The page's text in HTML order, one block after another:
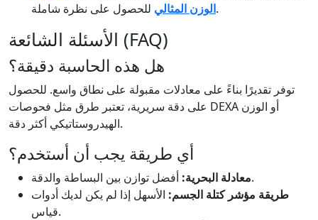
الوزن المثاليللحصول على نظرة شاملة.
الأسئلة الشائعة (FAQ)
هل هذه الحاسبة دقيقة؟
توفر تقديرًا بناءً على معادلات مقبولة على نطاق واسع. للحصول
على دقة سريرية، تعتبر طرق مثل فحوصات DEXA أو الوزن
الهيدروستاتيكي أكثر دقة.
أي طريقة يجب أن أستخدم؟
معادلة البحرية:أفضل توازن بين البساطة والدقة.
طريقة مؤشر كتلة الجسم: الأسهل إذا لم يكن لديك أدوات
قياس.